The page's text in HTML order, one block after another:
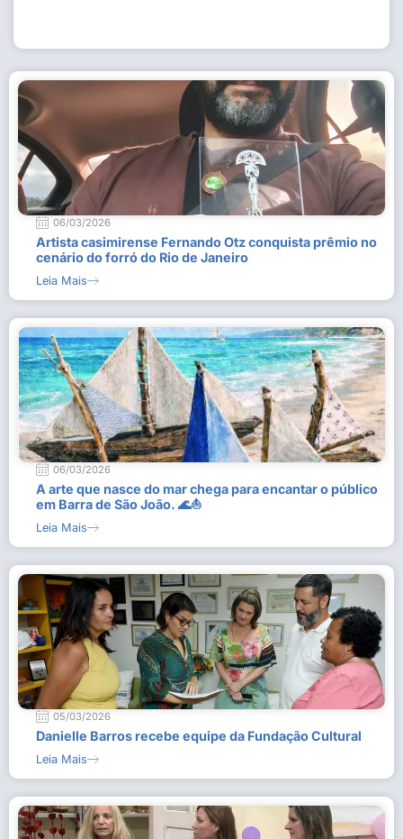
06/03/2026
Artista casimirense Fernando Otz conquista prêmio no
cenário do forró do Rio de Janeiro
Leia Mais
06/03/2026
A arte que nasce do mar chega para encantar o público
em Barra de São João. 🌊⛵
Leia Mais
05/03/2026
Danielle Barros recebe equipe da Fundação Cultural
Leia Mais